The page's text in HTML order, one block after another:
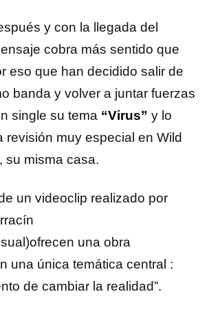
y con la llegada del
cobra más sentido que
eso que han decidido salir de
banda y volver a juntar fuerzas
single su tema “Virus” y lo
revisión muy especial en Wild
su misma casa.
un videoclip realizado por
una obra
una única temática central :
de cambiar la realidad”.